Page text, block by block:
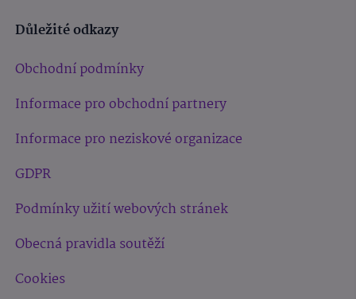
Důležité odkazy
Obchodní podmínky
Informace pro obchodní partnery
Informace pro neziskové organizace
GDPR
Podmínky užití webových stránek
Obecná pravidla soutěží
Cookies